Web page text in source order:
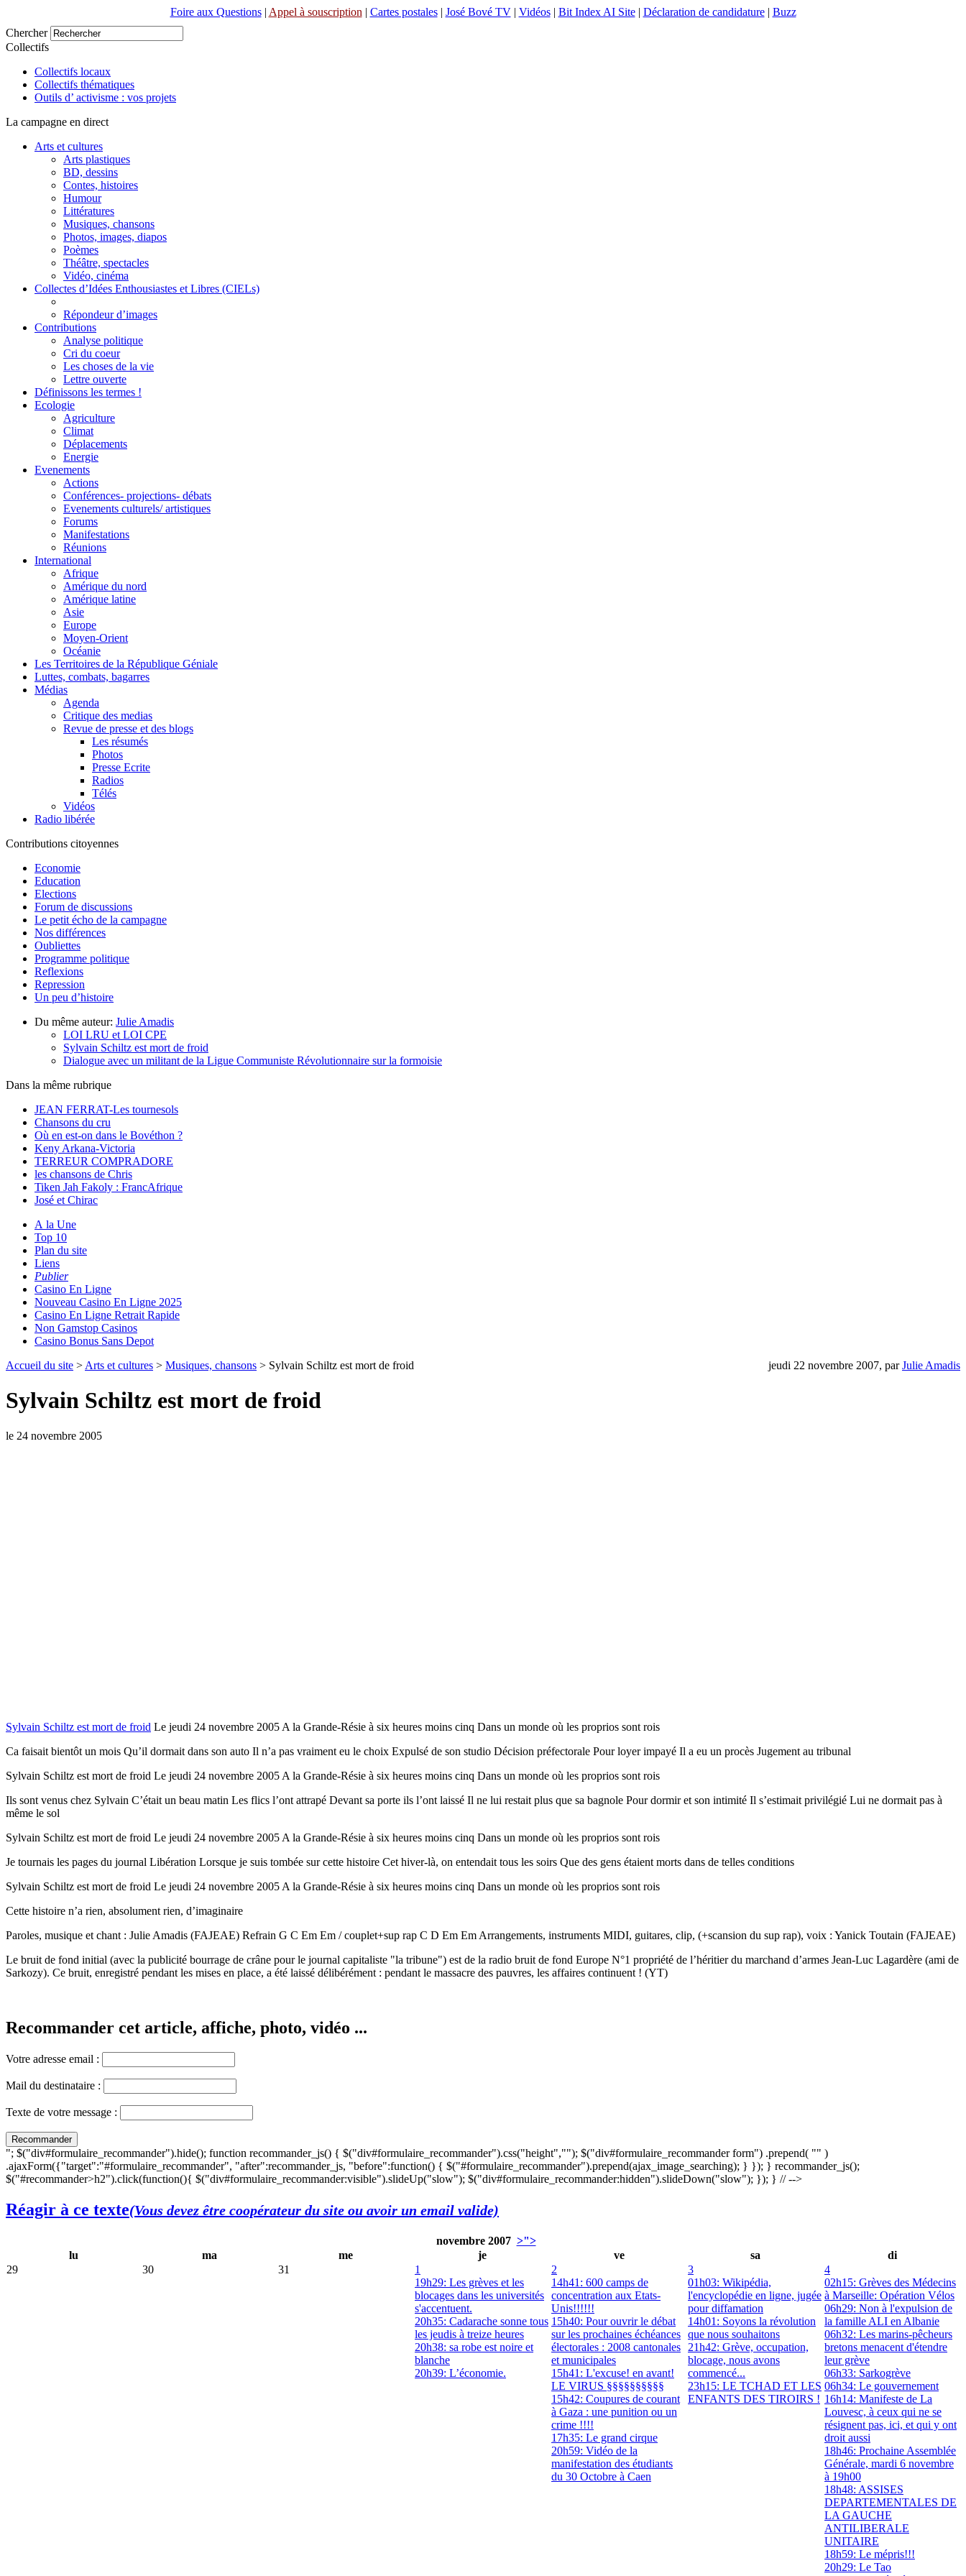
Foire aux Questions| Appel à souscription | Cartes postales| José Bové TV| Vidéos| Bit Index AI Site| Déclaration de candidature| Buzz
Chercher
Collectifs
Collectifs locaux
Collectifs thématiques
Outils d’ activisme : vos projets
La campagne en direct
Arts et cultures
Arts plastiques
BD, dessins
Contes, histoires
Humour
Littératures
Musiques, chansons
Photos, images, diapos
Poèmes
Théâtre, spectacles
Vidéo, cinéma
Collectes d’Idées Enthousiastes et Libres (CIELs)
Répondeur d’images
Contributions
Analyse politique
Cri du coeur
Les choses de la vie
Lettre ouverte
Définissons les termes !
Ecologie
Agriculture
Climat
Déplacements
Energie
Evenements
Actions
Conférences- projections- débats
Evenements culturels/ artistiques
Forums
Manifestations
Réunions
International
Afrique
Amérique du nord
Amérique latine
Asie
Europe
Moyen-Orient
Océanie
Les Territoires de la République Géniale
Luttes, combats, bagarres
Médias
Agenda
Critique des medias
Revue de presse et des blogs
Les résumés
Photos
Presse Ecrite
Radios
Télés
Vidéos
Radio libérée
Contributions citoyennes
Economie
Education
Elections
Forum de discussions
Le petit écho de la campagne
Nos différences
Oubliettes
Programme politique
Reflexions
Repression
Un peu d’histoire
Du même auteur: Julie Amadis
LOI LRU et LOI CPE
Sylvain Schiltz est mort de froid
Dialogue avec un militant de la Ligue Communiste Révolutionnaire sur la formoisie
Dans la même rubrique
JEAN FERRAT-Les tournesols
Chansons du cru
Où en est-on dans le Bovéthon ?
Keny Arkana-Victoria
TERREUR COMPRADORE
les chansons de Chris
Tiken Jah Fakoly : FrancAfrique
José et Chirac
A la Une
Top 10
Plan du site
Liens
Publier
Casino En Ligne
Nouveau Casino En Ligne 2025
Casino En Ligne Retrait Rapide
Non Gamstop Casinos
Casino Bonus Sans Depot
Accueil du site > Arts et cultures > Musiques, chansons > Sylvain Schiltz est mort de froid jeudi 22 novembre 2007, parJulie Amadis
Sylvain Schiltz est mort de froid
le 24 novembre 2005
Sylvain Schiltz est mort de froid Le jeudi 24 novembre 2005 A la Grande-Résie à six heures moins cinq Dans un monde où les proprios sont rois
Ca faisait bientôt un mois Qu’il dormait dans son auto Il n’a pas vraiment eu le choix Expulsé de son studio Décision préfectorale Pour loyer impayé Il a eu un procès Jugement au tribunal
Sylvain Schiltz est mort de froid Le jeudi 24 novembre 2005 A la Grande-Résie à six heures moins cinq Dans un monde où les proprios sont rois
Ils sont venus chez Sylvain C’était un beau matin Les flics l’ont attrapé Devant sa porte ils l’ont laissé Il ne lui restait plus que sa bagnole Pour dormir et son intimité Il s’estimait privilégié Lui ne dormait pas à
même le sol
Sylvain Schiltz est mort de froid Le jeudi 24 novembre 2005 A la Grande-Résie à six heures moins cinq Dans un monde où les proprios sont rois
Je tournais les pages du journal Libération Lorsque je suis tombée sur cette histoire Cet hiver-là, on entendait tous les soirs Que des gens étaient morts dans de telles conditions
Sylvain Schiltz est mort de froid Le jeudi 24 novembre 2005 A la Grande-Résie à six heures moins cinq Dans un monde où les proprios sont rois
Cette histoire n’a rien, absolument rien, d’imaginaire
Paroles, musique et chant : Julie Amadis (FAJEAE) Refrain G C Em Em / couplet+sup rap C D Em Em Arrangements, instruments MIDI, guitares, clip, (+scansion du sup rap), voix : Yanick Toutain (FAJEAE)
Le bruit de fond initial (avec la publicité bourrage de crâne pour le journal capitaliste "la tribune") est de la radio bruit de fond Europe N°1 propriété de l’héritier du marchand d’armes Jean-Luc Lagardère (ami de
Sarkozy). Ce bruit, enregistré pendant les mises en place, a été laissé délibérément : pendant le massacre des pauvres, les affaires continuent ! (YT)
Recommander cet article, affiche, photo, vidéo ...
Votre adresse email :
Mail du destinataire :
Texte de votre message :
"; $("div#formulaire_recommander").hide(); function recommander_js() { $("div#formulaire_recommander").css("height",""); $("div#formulaire_recommander form") .prepend( "" )
.ajaxForm({"target":"#formulaire_recommander", "after":recommander_js, "before":function() { $("#formulaire_recommander").prepend(ajax_image_searching); } }); } recommander_js();
$("#recommander>h2").click(function(){ $("div#formulaire_recommander:visible").slideUp("slow"); $("div#formulaire_recommander:hidden").slideDown("slow"); }); } // -->
Réagir à ce texte(Vous devez être coopérateur du site ou avoir un email valide)
novembre 2007 >">
lu
ma me je ve sa
di
29
30 31
1
19h29: Les grèves et les
blocages dans les universités
s'accentuent.
20h35: Cadarache sonne tous
les jeudis à treize heures
20h38: sa robe est noire et
blanche
20h39: L’économie.
2
14h41: 600 camps de
concentration aux Etats-
Unis!!!!!!
15h40: Pour ouvrir le débat
sur les prochaines échéances
électorales : 2008 cantonales
et municipales
15h41: L'excuse! en avant!
LE VIRUS §§§§§§§§§§
15h42: Coupures de courant
à Gaza : une punition ou un
crime !!!!
17h35: Le grand cirque
20h59: Vidéo de la
manifestation des étudiants
du 30 Octobre à Caen
3
01h03: Wikipédia,
l'encyclopédie en ligne, jugée
pour diffamation
14h01: Soyons la révolution
que nous souhaitons
21h42: Grève, occupation,
blocage, nous avons
commencé...
23h15: LE TCHAD ET LES
ENFANTS DES TIROIRS !
4
02h15: Grèves des Médecins
à Marseille: Opération Vélos
06h29: Non à l'expulsion de
la famille ALI en Albanie
06h32: Les marins-pêcheurs
bretons menacent d'étendre
leur grève
06h33: Sarkogrève
06h34: Le gouvernement
16h14: Manifeste de La
Louvesc, à ceux qui ne se
résignent pas, ici, et qui y ont
droit aussi
18h46: Prochaine Assemblée
Générale, mardi 6 novembre
à 19h00
18h48: ASSISES
DEPARTEMENTALES DE
LA GAUCHE
ANTILIBERALE
UNITAIRE
18h59: Le mépris!!!
20h29: Le Tao